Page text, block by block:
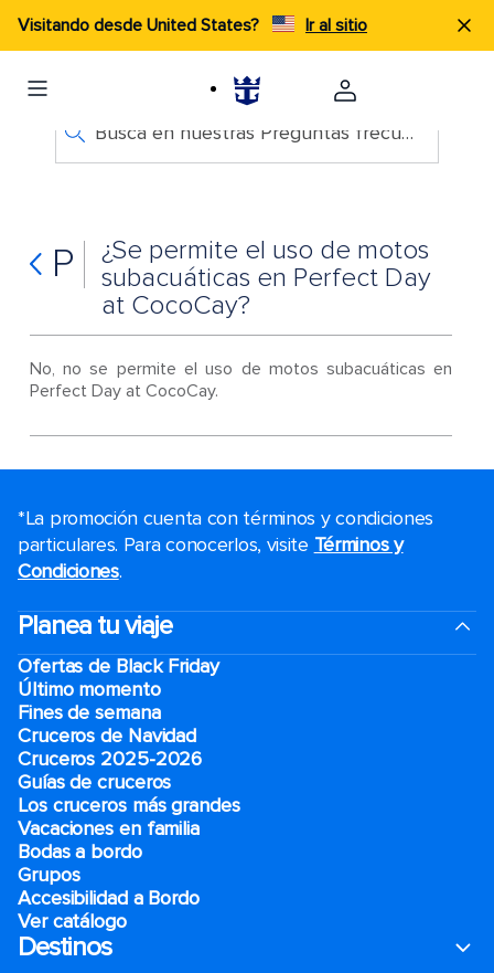
Visitando desde United States? Ir al sitio
Busca en nuestras Preguntas frecuentes
P
¿Se permite el uso de motos
subacuáticas en Perfect Day
at CocoCay?
No, no se permite el uso de motos subacuáticas en
Perfect Day at CocoCay.
*La promoción cuenta con términos y condiciones
particulares. Para conocerlos, visite Términos y
Condiciones.
Planea tu viaje
Ofertas de Black Friday
Último momento
Fines de semana
Cruceros de Navidad
Cruceros 2025-2026
Guías de cruceros
Los cruceros más grandes
Vacaciones en familia
Bodas a bordo
Grupos
Accesibilidad a Bordo
Ver catálogo
Destinos